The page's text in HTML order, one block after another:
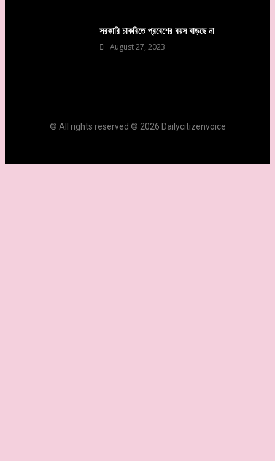
সরকারি চাকরিতে প্রবেশের বয়স বাড়ছে না
August 27, 2023
© All rights reserved © 2026 Dailycitizenvoice